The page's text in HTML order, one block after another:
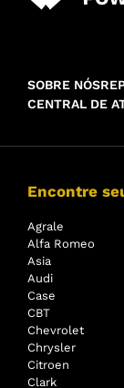
SOBRE NÓS
CENTRAL DE
Encontre
Agrale
Alfa Romeo
Asia
Audi
Case
CBT
Chevrolet
Chrysler
Citroen
Clark